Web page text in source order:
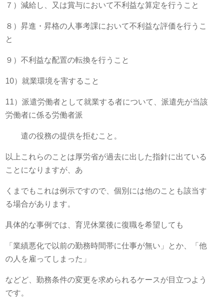
７）減給し、又は賞与において不利益な算定を行うこと
８）昇進・昇格の人事考課において不利益な評価を行うこ
と
９）不利益な配置の転換を行うこと
10）就業環境を害すること
11）派遣労働者として就業する者について、派遣先が当該
労働者に係る労働者派
遣の役務の提供を拒むこと。
以上これらのことは厚労省が過去に出した指針に出ている
ことになりますが、あ
くまでもこれは例示ですので、個別には他のことも該当す
る場合があります。
具体的な事例では、育児休業後に復職を希望しても
「業績悪化で以前の勤務時間帯に仕事が無い」とか、「他
の人を雇ってしまった」
などど、勤務条件の変更を求められるケースが目立つよう
です。